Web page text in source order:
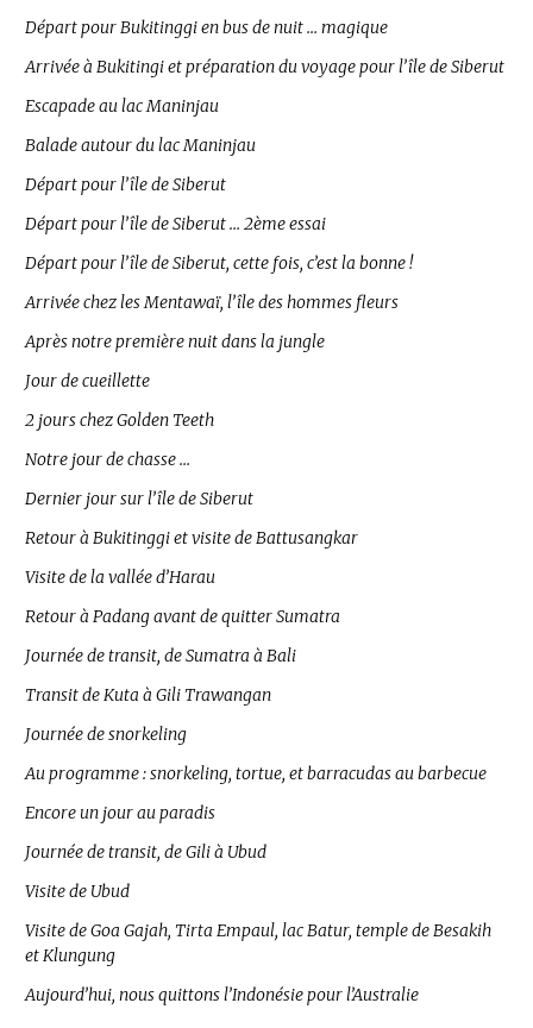
Départ pour Bukitinggi en bus de nuit … magique
Arrivée à Bukitingi et préparation du voyage pour l’île de Siberut
Escapade au lac Maninjau
Balade autour du lac Maninjau
Départ pour l’île de Siberut
Départ pour l’île de Siberut … 2ème essai
Départ pour l’île de Siberut, cette fois, c’est la bonne !
Arrivée chez les Mentawaï, l’île des hommes fleurs
Après notre première nuit dans la jungle
Jour de cueillette
2 jours chez Golden Teeth
Notre jour de chasse …
Dernier jour sur l’île de Siberut
Retour à Bukitinggi et visite de Battusangkar
Visite de la vallée d’Harau
Retour à Padang avant de quitter Sumatra
Journée de transit, de Sumatra à Bali
Transit de Kuta à Gili Trawangan
Journée de snorkeling
Au programme : snorkeling, tortue, et barracudas au barbecue
Encore un jour au paradis
Journée de transit, de Gili à Ubud
Visite de Ubud
Visite de Goa Gajah, Tirta Empaul, lac Batur, temple de Besakih
et Klungung
Aujourd’hui, nous quittons l’Indonésie pour l’Australie